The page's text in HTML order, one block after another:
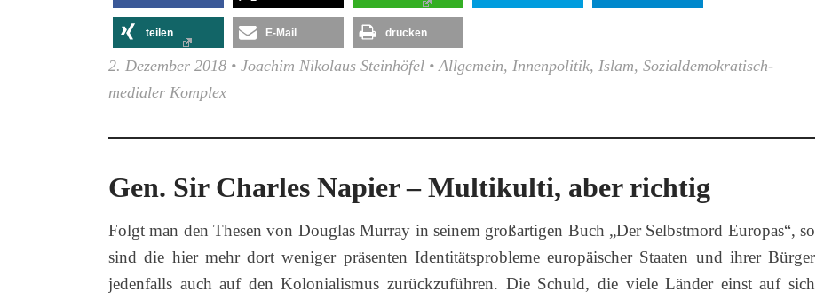
teilen E-Mail drucken
2. Dezember 2018 • Joachim Nikolaus Steinhöfel •Allgemein, Innenpolitik, Islam, Sozialdemokratisch-
medialer Komplex
Gen. Sir Charles Napier – Multikulti, aber richtig
Folgt man den Thesen von Douglas Murray in seinem großartigen Buch „Der Selbstmord Europas“, so
sind die hier mehr dort weniger präsenten Identitätsprobleme europäischer Staaten und ihrer Bürger
jedenfalls auch auf den Kolonialismus zurückzuführen. Die Schuld, die viele Länder einst auf sich